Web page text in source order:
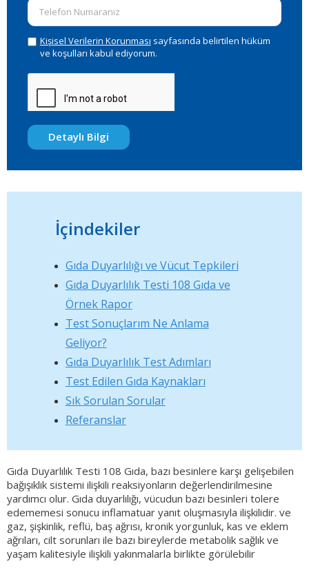
İçindekiler
Gıda Duyarlılığı ve Vücut Tepkileri
Gıda Duyarlılık Testi 108 Gıda ve
Örnek Rapor
Test Sonuçlarım Ne Anlama
Geliyor?
Gıda Duyarlılık Test Adımları
Test Edilen Gıda Kaynakları
Sık Sorulan Sorular
Referanslar
Kişisel Verilerin Korunması sayfasında belirtilen hüküm
ve koşulları kabul ediyorum.
Detaylı Bilgi
Gıda Duyarlılık Testi 108 Gıda, bazı besinlere karşı gelişebilen
bağışıklık sistemi ilişkili reaksiyonların değerlendirilmesine
yardımcı olur. Gıda duyarlılığı, vücudun bazı besinleri tolere
edememesi sonucu inflamatuar yanıt oluşmasıyla ilişkilidir. ve
gaz, şişkinlik, reflü, baş ağrısı, kronik yorgunluk, kas ve eklem
ağrıları, cilt sorunları ile bazı bireylerde metabolik sağlık ve
yaşam kalitesiyle ilişkili yakınmalarla birlikte görülebilir